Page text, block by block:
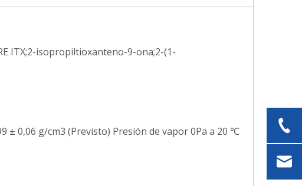
ITX;2-isopropiltioxanteno-9-ona;2-(1-
± 0,06 g/cm3 (Previsto) Presión de vapor 0Pa a 20 ℃